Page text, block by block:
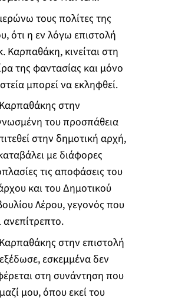
τους πολίτες της
ότι η εν λόγω επιστολή
Καρπαθάκη, κινείται στη
της φαντασίας και μόνο
μπορεί να εκληφθεί.
στην
του προσπάθεια
στην δημοτική αρχή,
με διάφορες
τις αποφάσεις του
και του Δημοτικού
Λέρου, γεγονός που
ανεπίτρεπτο.
στην επιστολή
εσκεμμένα δεν
στη συνάντηση που
μου, όπου εκεί του